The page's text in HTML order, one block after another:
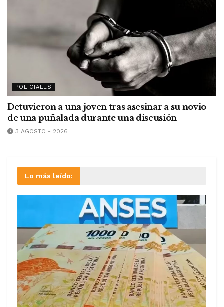
POLICIALES
Detuvieron a una joven tras asesinar a su novio
de una puñalada durante una discusión
3 AGOSTO - 2026
Lo más leído: